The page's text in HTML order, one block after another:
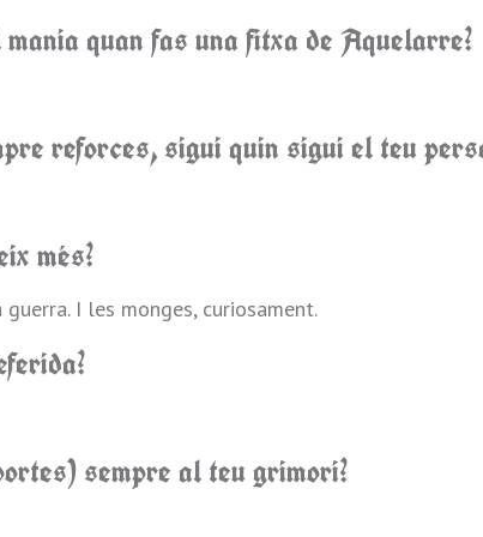
quan fas una fitxa de Aquelarre?
reforces, sigui quin sigui el teu
més?
I les monges, curiosament.
sempre al teu grimori?